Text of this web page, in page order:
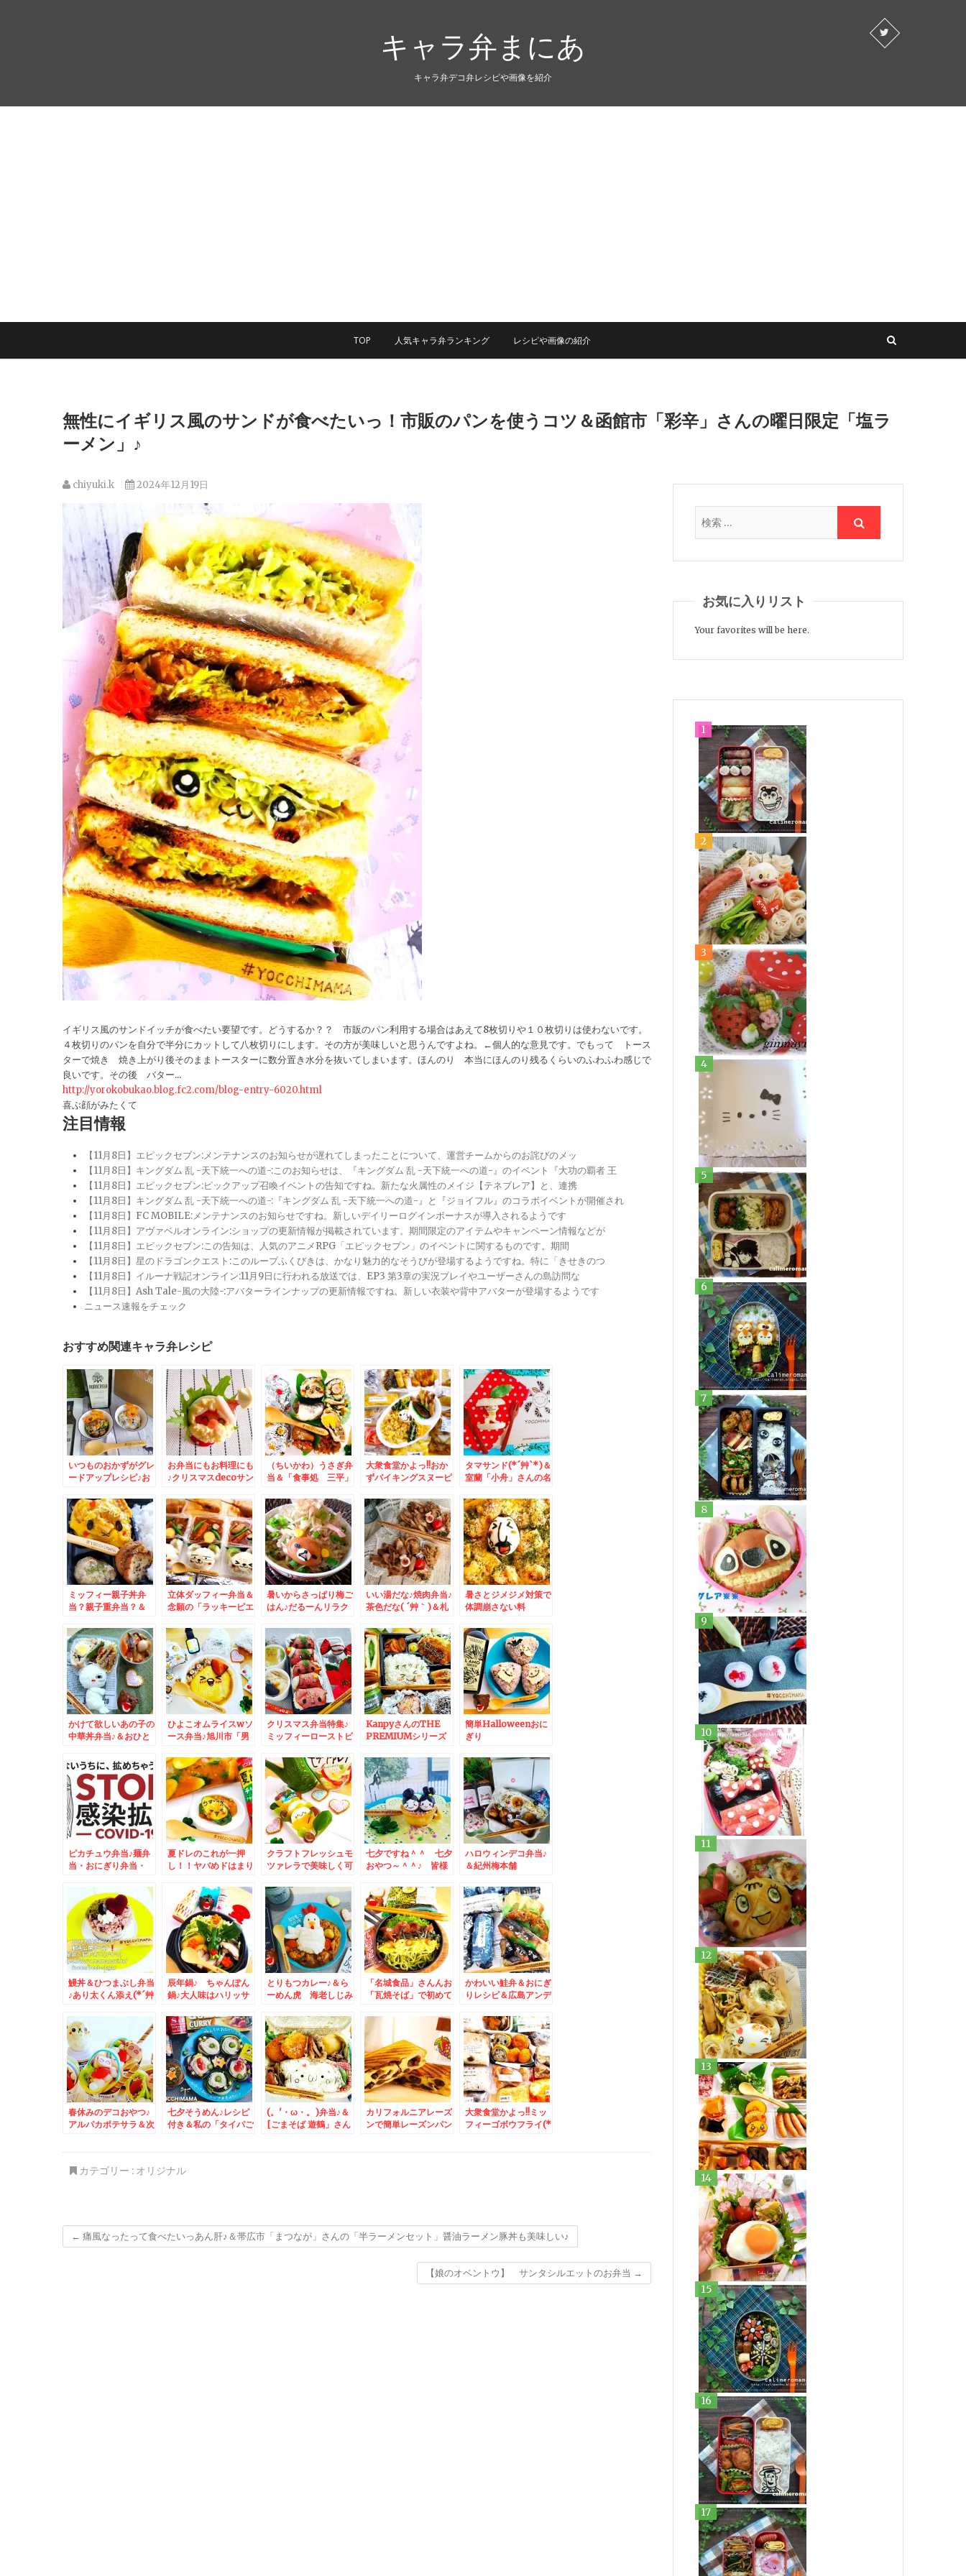
キャラ弁まにあ
キャラ弁デコ弁レシピや画像を紹介
TOP 人気キャラ弁ランキング レシピや画像の紹介
無性にイギリス風のサンドが食べたいっ！市販のパンを使うコツ＆函館市「彩辛」さんの曜日限定「塩ラ
ーメン」♪
chiyuki.k 2024年12月19日
イギリス風のサンドイッチが食べたい要望です。どうするか？？ 市販のパン利用する場合はあえて8枚切りや１０枚切りは使わないです。
４枚切りのパンを自分で半分にカットして八枚切りにします。その方が美味しいと思うんですよね。←個人的な意見です。でもって トース
ターで焼き 焼き上がり後そのままトースターに数分置き水分を抜いてしまいます。ほんのり 本当にほんのり残るくらいのふわふわ感じで
良いです。その後 バター...
http://yorokobukao.blog.fc2.com/blog-entry-6020.html
喜ぶ顔がみたくて
注目情報
【11月8日】エピックセブン:メンテナンスのお知らせが遅れてしまったことについて、運営チームからのお詫びのメッ
【11月8日】キングダム 乱 -天下統一への道-:このお知らせは、『キングダム 乱 -天下統一への道-』のイベント『大功の覇者 王
【11月8日】エピックセブン:ピックアップ召喚イベントの告知ですね。新たな火属性のメイジ【テネブレア】と、連携
【11月8日】キングダム 乱 -天下統一への道-:『キングダム 乱 -天下統一への道-』と『ジョイフル』のコラボイベントが開催され
【11月8日】FC MOBILE:メンテナンスのお知らせですね。新しいデイリーログインボーナスが導入されるようです
【11月8日】アヴァベルオンライン:ショップの更新情報が掲載されています。期間限定のアイテムやキャンペーン情報などが
【11月8日】エピックセブン:この告知は、人気のアニメRPG「エピックセブン」のイベントに関するものです。期間
【11月8日】星のドラゴンクエスト:このループふくびきは、かなり魅力的なそうびが登場するようですね。特に「きせきのつ
【11月8日】イルーナ戦記オンライン:11月9日に行われる放送では、EP3 第3章の実況プレイやユーザーさんの島訪問な
【11月8日】Ash Tale-風の大陸-:アバターラインナップの更新情報ですね。新しい衣装や背中アバターが登場するようです
ニュース速報をチェック
おすすめ関連キャラ弁レシピ
いつものおかずがグレ
ードアップレシピ♪お
市「彩辛」さんの曜日
限定「酸辣湯麺」が食
べれたぁぁ♪
お弁当にもお料理にも
♪クリスマスdecoサン
「清水ラーメン風来」
さんの「塩ラーメン」
食べてみたよ～
（ちいかわ）うさぎ弁
当＆「食事処 三平」
と「酢豚」(*´艸`*)
大衆食堂かよっ!!おか
ずバイキングスヌーピ
三平」さんの「塩ラー
メン」がやっぱり美味
しすぎるっ(*´艸`*)
タマサンド(*´艸`*)＆
室蘭「小舟」さんの名
けではない「塩ラーメ
ン」もおいし(*´艸`*)
ミッフィー親子丼弁
当？親子重弁当？＆
ﾃﾏﾙさんの「塩ラーメ
ン」(*´艸`*)うまし♪
立体ダッフィー弁当＆
念願の「ラッキーピエ
ン」Σ(ﾟДﾟ)あの味だ
っ！！！！！
暑いからさっぱり梅ご
はん♪だるーんリラク
処 三平」さんの「八
宝菜定食」と「塩ラー
メン」(*´艸`*)うま
っ！！！
いい湯だな♪焼肉弁当♪
茶色だな( ´艸｀)＆札
平」さんの「塩ラーメ
ン」♪(*´艸`*)
暑さとジメジメ対策で
体調崩さない料
たくなる夏グラタン(*
´艸`*)
かけて欲しいあの子の
中華丼弁当♪＆おひと
(ΦωΦ)ﾌﾌﾌ…
ひよこオムライスwソ
ース弁当♪旭川市「男
酒」♪昔ながらのタイ
プですよ～～～＾＾♪
クリスマス弁当特集♪
ミッフィーローストビ
が絶品～～～♪呉麺屋
さんの呉冷麺の地元皆
様の召し上がり方♪
KanpyさんのTHE
PREMIUMシリーズ
ム」サンドおやつ付き
カツライス弁当♪＆本
格手揚げ「栃尾油揚
げ」～♪サンドにしよ
うか焼こうか(*・
ω・)(*-ω-)(*・
ω・)(*-ω-)ウンウン
♪
簡単Halloweenおに
ぎり
＆オリーブオイルと雑
穀って合う～～＾＾
ピカチュウ弁当♪麺弁
当・おにぎり弁当・
夏ドレのこれが一押
し！！ヤバめドはまり
`*)簡単レシピ
クラフトフレッシュモ
ツァレラで美味しく可
ーゼ♪レシピ付き♪
七夕ですね＾＾ 七夕
おやつ～＾＾♪ 皆様
にとどきますよう
に！！
ハロウィンデコ弁当♪
＆紀州梅本舗
めノほし かつお梅に
ハマってます＾＾和歌
山グルメ☆
鰻丼＆ひつまぶし弁当
♪あり太くん添え(*´艸
「うなぎ屋かわすい」
さんの「鰻」！！！
辰年鍋♪ ちゃんぽん
鍋♪大人味はハリッサ
で♪
とりもつカレー♪＆ら
ーめん虎 海老しじみ
ルメ☆
「名城食品」さんんお
「瓦焼そば」で初めて
るうまさ！！Σ(ﾟДﾟ)
かわいい鮭弁＆おにぎ
りレシピ＆広島アンデ
ーニング☆
春休みのデコおやつ♪
アルパカポテサラ＆次
七夕そうめん♪レシピ
付き＆私の「タイパご
`*)
(。'・ω・。)弁当♪＆
[ごまそば 遊鶴」さん
カリフォルニアレーズ
ンで簡単レーズンパン
大衆食堂かよっ!!ミッ
フィーゴボウフライ(*
カテゴリー : オリジナル
← 痛風なったって食べたいっあん肝♪＆帯広市「まつなが」さんの「半ラーメンセット」醤油ラーメン豚丼も美味しい♪
【娘のオベントウ】 サンタシルエットのお弁当 →
お気に入りリスト
Your favorites will be here.